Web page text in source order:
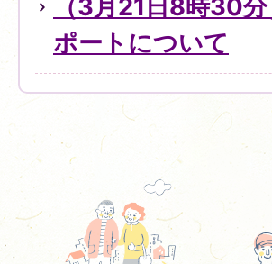
（3月21日8時30
ポートについて